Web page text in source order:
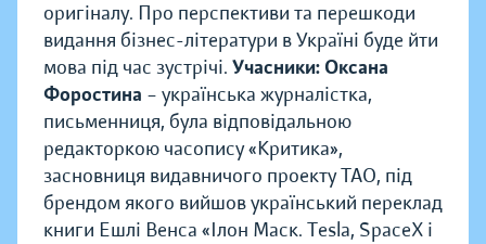
оригіналу. Про перспективи та перешкоди
видання бізнес-літератури в Україні буде йти
мова під час зустрічі. Учасники: Оксана
Форостина – українська журналістка,
письменниця, була відповідальною
редакторкою часопису «Критика»,
засновниця видавничого проекту ТАО, під
брендом якого вийшов український переклад
книги Ешлі Венса «Ілон Маск. Tesla, SpaceX і